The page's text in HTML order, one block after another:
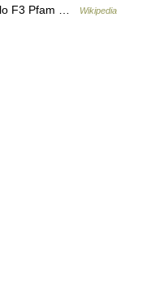
F3 Pfam …
Wikipedia